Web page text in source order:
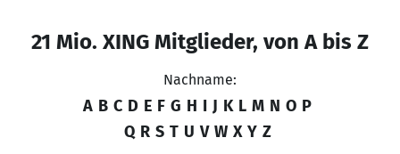
21 Mio. XING Mitglieder, von A bis Z
Nachname:
A B C D E F G H I J K L M N O P
Q R S T U V W X Y Z